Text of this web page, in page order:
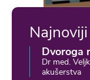
Dvoroga
Dr med.
akušerstva